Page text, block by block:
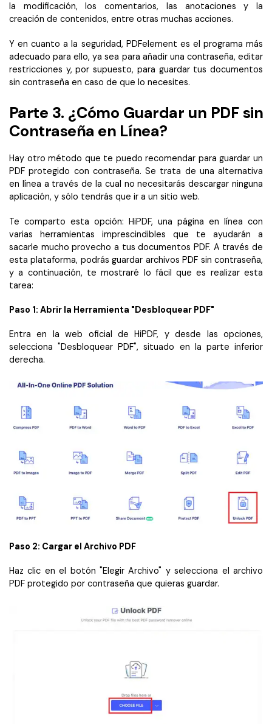
la modificación, los comentarios, las anotaciones y la
creación de contenidos, entre otras muchas acciones.
Y en cuanto a la seguridad, PDFelement es el programa más
adecuado para ello, ya sea para añadir una contraseña, editar
restricciones y, por supuesto, para guardar tus documentos
sin contraseña en caso de que lo necesites.
Parte 3. ¿Cómo Guardar un PDF sin
Contraseña en Línea?
Hay otro método que te puedo recomendar para guardar un
PDF protegido con contraseña. Se trata de una alternativa
en línea a través de la cual no necesitarás descargar ninguna
aplicación, y sólo tendrás que ir a un sitio web.
Te comparto esta opción: HiPDF, una página en línea con
varias herramientas imprescindibles que te ayudarán a
sacarle mucho provecho a tus documentos PDF. A través de
esta plataforma, podrás guardar archivos PDF sin contraseña,
y a continuación, te mostraré lo fácil que es realizar esta
tarea:
Paso 1: Abrir la Herramienta "Desbloquear PDF"
Entra en la web oficial de HiPDF, y desde las opciones,
selecciona "Desbloquear PDF", situado en la parte inferior
derecha.
Paso 2: Cargar el Archivo PDF
Haz clic en el botón "Elegir Archivo" y selecciona el archivo
PDF protegido por contraseña que quieras guardar.